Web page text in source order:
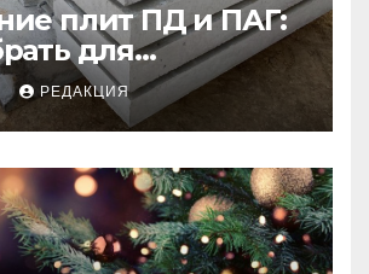
плит ПД и ПАГ:
для
и прочного
РЕДАКЦИЯ